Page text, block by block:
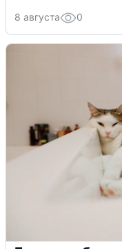
8 августа 0